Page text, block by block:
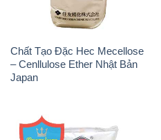
Chất Tạo Đặc Hec Mecellose
– Cenllulose Ether Nhật Bản
Japan